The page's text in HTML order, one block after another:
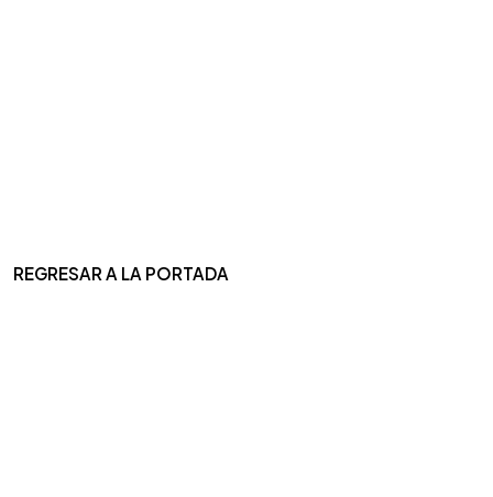
REGRESAR A LA PORTADA